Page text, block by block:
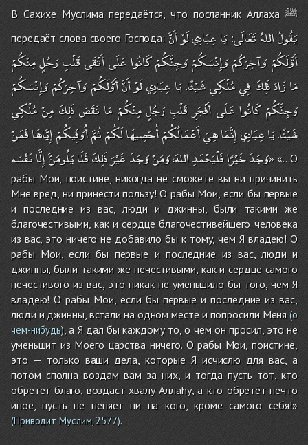
В Сахихе Муслима передаётся, что посланник Аллахаﷺ
передаёт слова своего Господа: يَقُولُاللهُتَعَالَى:يَاعِبَادِيلَوْأَنَّ
أَوَّلَكُمْوَآخِرَكُمْوَإِنْسَكُمْوَجِنَّكُمْكَانُواعَلَىأَتْقَىقَلْبِرَجُلٍمِنْكُمْ
مَازَادَذَلِكَفِيمُلْكِيشَيْئًا.يَاعِبَادِيلَوْأَنَّأَوَّلَكُمْوَآخِرَكُمْوَإِنْسَكُمْ
وَجِنَّكُمْ كَانُواعَلَى أَفْجَرِقَلْبِ رَجُلٍمِنْكُمْ مَا نَقَصَ ذَلِكَ مِنْمُلْكِي
شَيْئًا. يَاعِبَادِيإِنَّمَاهِيَأَعْمَالُكُمْأُحْصِيهَالَكُمْثُمَّأُوَفِّيكُمْإِيَّاهَافَمَنْ
وَجَدَخَيْرًافَلْيَحْمَدِاللهَ،وَمَنْوَجَدَغَيْرَذَلِكَفَلَايَلُومَنَّإِلَّانَفْسَه
» «…О
рабы Мои, поистине, никогда не сможете вы ни причинить
Мне вред, ни принести пользу! О рабы Мои, если бы первые
и последние из вас, люди и джинны, были такими же
благочестивыми, как и сердце благочестивейшего человека
из вас, это ничего не добавило бы к тому, чем Я владею! О
рабы Мои, если бы первые и последние из вас, люди и
джинны, были такими же нечестивыми, как и сердце самого
нечестивого из вас, это никак не уменьшило бы того, чем Я
владею! О рабы Мои, если бы первые и последние из вас,
люди и джинны, встали на одном месте и попросили Меня (о
чем-нибудь), а Я дал бы каждому то, о чем он просил, это не
уменьшит из Моего царства ничего. О рабы Мои, поистине,
это — только ваши дела, которые Я исчислю для вас, а
потом сполна воздам вам за них, и тогда пусть тот, кто
обретет благо, воздаст хвалу Аллаhу, а кто обретёт нечто
иное, пусть не пеняет ни на кого, кроме самого себя!»
(Приводит Муслим, 2577).